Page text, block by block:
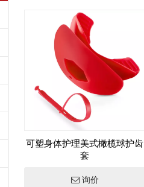
可塑身体护理美式橄榄球护齿
套
询价